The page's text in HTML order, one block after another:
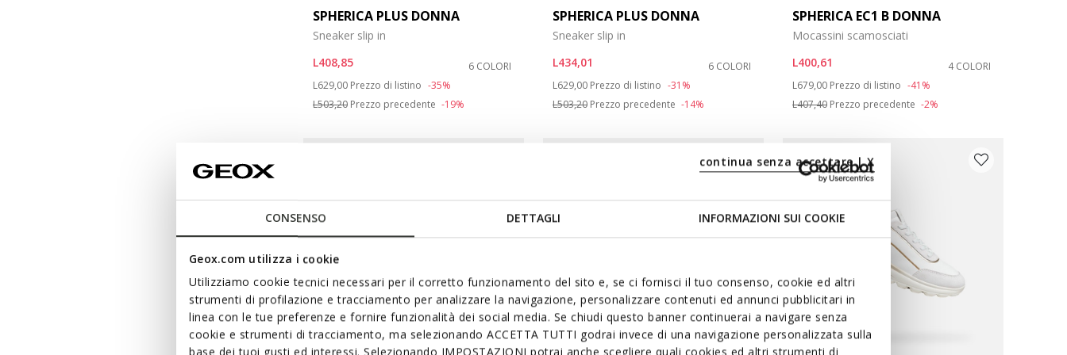
CONSENSO DETTAGLI INFORMAZIONI SUI COOKIE
Geox.com utilizza i cookie
Utilizziamo cookie tecnici necessari per il corretto funzionamento del sito e, se ci fornisci il tuo consenso, cookie ed altri
strumenti di profilazione e tracciamento per analizzare la navigazione, personalizzare contenuti ed annunci pubblicitari in
linea con le tue preferenze e fornire funzionalità dei social media. Se chiudi questo banner continuerai a navigare senza
cookie e strumenti di tracciamento, ma selezionando ACCETTA TUTTI godrai invece di una navigazione personalizzata sulla
base dei tuoi gusti ed interessi. Selezionando IMPOSTAZIONI potrai anche scegliere quali cookies ed altri strumenti di
continua senza accettare | X
SPHERICA PLUS DONNA
Sneaker slip in
L408,85
6 COLORI
Price reduced from
L629,00 to
Prezzo di listino -35%
L503,20 Prezzo precedente -19%
SPHERICA PLUS DONNA
Sneaker slip in
L434,01
6 COLORI
Price reduced from
L629,00 to
Prezzo di listino -31%
L503,20Prezzo precedente -14%
SPHERICA EC1 B DONNA
Mocassini scamosciati
L400,61
4 COLORI
Price reduced from
L679,00 to
Prezzo di listino -41%
L407,40Prezzo precedente -2%